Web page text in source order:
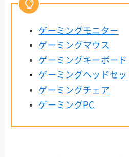
ゲーミングモニター
ゲーミングマウス
ゲーミングキーボード
ゲーミングヘッドセッ
ゲーミングチェア
ゲーミングPC